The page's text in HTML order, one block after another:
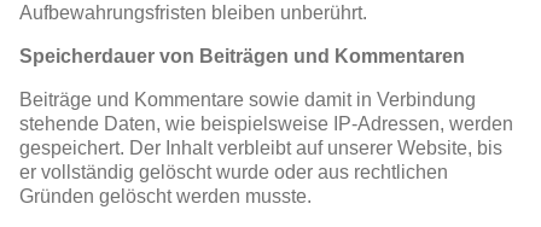
Aufbewahrungsfristen bleiben unberührt.
Speicherdauer von Beiträgen und Kommentaren
Beiträge und Kommentare sowie damit in Verbindung
stehende Daten, wie beispielsweise IP-Adressen, werden
gespeichert. Der Inhalt verbleibt auf unserer Website, bis
er vollständig gelöscht wurde oder aus rechtlichen
Gründen gelöscht werden musste.